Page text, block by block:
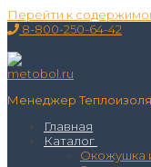
Перейти к
8-800-250-64-42
Менеджер
Главная
Каталог
Окожушка